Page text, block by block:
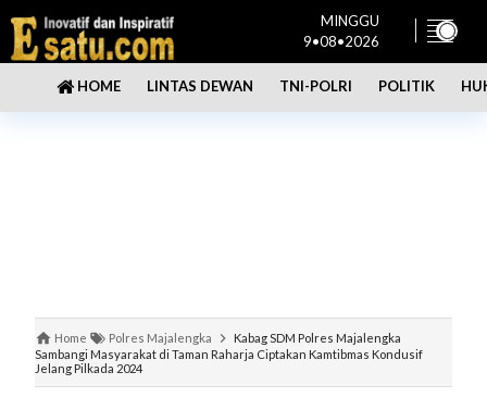
MINGGU
9•08•2026
HOME LINTAS DEWAN TNI-POLRI POLITIK
Home Polres Majalengka
Kabag SDM Polres Majalengka
Sambangi Masyarakat di Taman Raharja Ciptakan Kamtibmas Kondusif
Jelang Pilkada 2024